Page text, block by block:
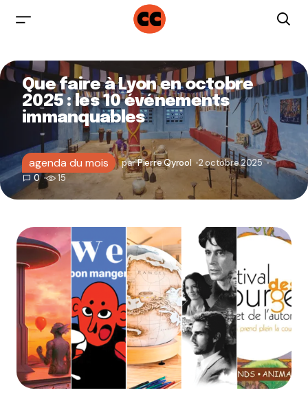
Que faire à Lyon en octobre
2025 : les 10 événements
immanquables
agenda du mois parPierre Qyrool 2 octobre 2025
0
15